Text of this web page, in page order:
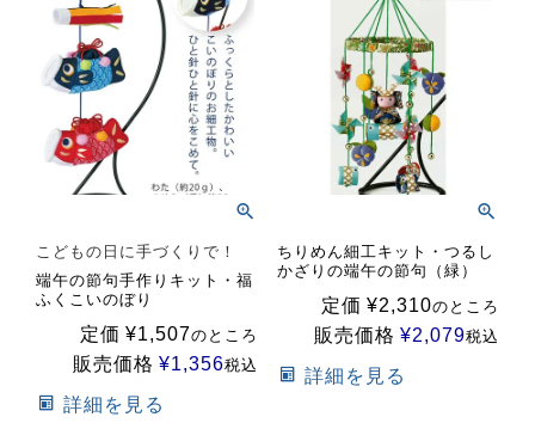
こどもの日に手づくりで！
端午の節句手作りキット・福
ふくこいのぼり
定価 ¥1,507のところ
販売価格 ¥1,356税込
詳細を見る
ちりめん細工キット・つるし
かざりの端午の節句（緑）
定価 ¥2,310のところ
販売価格 ¥2,079税込
詳細を見る